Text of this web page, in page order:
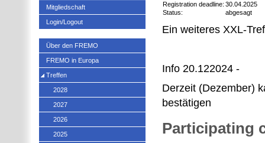
Registration deadline: 30.04.2025
Status:
abgesagt
Ein weiteres XXL-
Info 20.122024 -
Derzeit (Dezember)
bestätigen
Participating
Mitgliedschaft
Login/Logout
Über den FREMO
FREMO in Europa
Treffen
2028
2027
2026
2025